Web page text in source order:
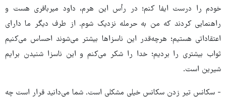
خودم را درست ایفا کنم؛ در رأس این هرم، داود میرباقری هست و
راهنمایی کردند که من به حرمله نزدیک شوم. از طرف دیگر ما دارای
اعتقاداتی هستیم؛ هرچه‌قدر این ناسزاها بیشتر می‌شوند احساس می‌کنیم
ثواب بیشتری را بردیم؛ خدا را شکر می‌کنم و این ناسزا شنیدن برایم
شیرین است.
- سکانس تیر زدن سکانس خیلی مشکلی است. شما می‌دانید قرار است چه